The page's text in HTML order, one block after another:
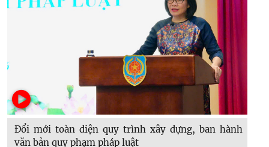
Đổi mới toàn diện quy trình xây dựng, ban hành
văn bản quy phạm pháp luật